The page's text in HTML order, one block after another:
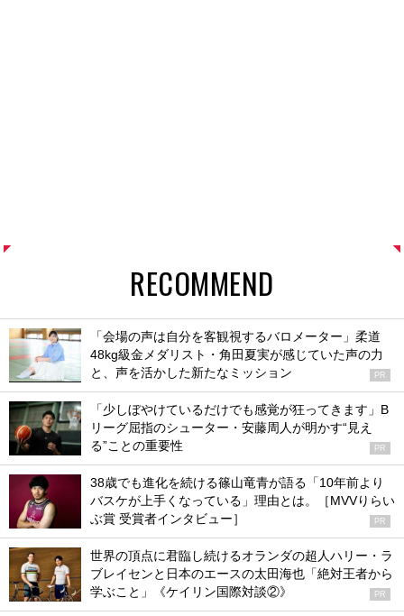
RECOMMEND
「会場の声は自分を客観視するバロメーター」柔道
48kg級金メダリスト・角田夏実が感じていた声の力
と、声を活かした新たなミッション
PR
「少しぼやけているだけでも感覚が狂ってきます」B
リーグ屈指のシューター・安藤周人が明かす“見え
る”ことの重要性
PR
38歳でも進化を続ける篠山竜青が語る「10年前より
バスケが上手くなっている」理由とは。［MVVりらい
ぶ賞 受賞者インタビュー］
PR
世界の頂点に君臨し続けるオランダの超人ハリー・ラ
ブレイセンと日本のエースの太田海也「絶対王者から
学ぶこと」《ケイリン国際対談②》
PR